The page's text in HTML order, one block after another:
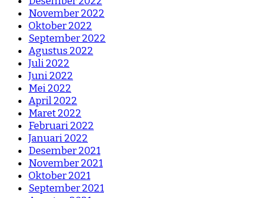
November 2022
Oktober 2022
September 2022
Agustus 2022
Juli 2022
Juni 2022
Mei 2022
April 2022
Maret 2022
Februari 2022
Januari 2022
Desember 2021
November 2021
Oktober 2021
September 2021